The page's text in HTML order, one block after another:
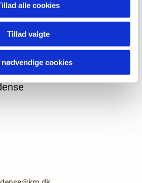
alle cookies
Tillad valgte
nødvendige cookies